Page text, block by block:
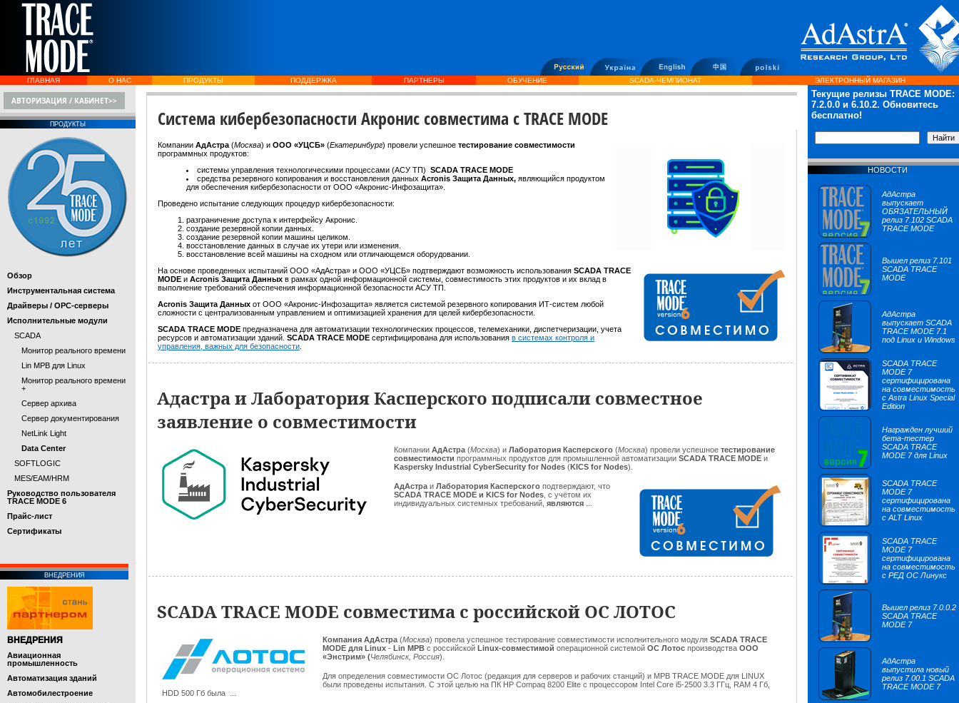
ГЛАВНАЯ О НАС ПРОДУКТЫ ПОДДЕРЖКА ПАРТНЕРЫ ОБУЧЕНИЕ SCADA-ЧЕМПИОНАТ ЭЛЕКТРОННЫЙ МАГАЗИН
АВТОРИЗАЦИЯ / КАБИНЕТ>>
ПРОДУКТЫ
Обзор
Инструментальная система
Драйверы / OPC-серверы
Исполнительные модули
SCADA
Монитор реального времени
Lin МРВ для Linux
Монитор реального времени
+
Сервер архива
Сервер документирования
NetLink Light
Data Center
SOFTLOGIC
MES/EAM/HRM
Руководство пользователя
TRACE MODE 6
Прайс-лист
Cертификаты
ВНЕДРЕНИЯ
ВНЕДРЕНИЯ
Авиационная
промышленность
Автоматизация зданий
Автомобилестроение
Система кибербезопасности Акронис совместима с TRACE MODE
Компании АдАстра (Москва) и ООО «УЦСБ» (Екатеринбург) провели успешное тестирование совместимости
программных продуктов:
системы управления технологическими процессами (АСУ ТП) SCADA TRACE MODE
средства резервного копирования и восстановления данных Acronis Защита Данных, являющийся продуктом
для обеспечения кибербезопасности от ООО «Акронис-Инфозащита».
Проведено испытание следующих процедур кибербезопасности:
разграничение доступа к интерфейсу Акронис.
создание резервной копии данных.
создание резервной копии машины целиком.
восстановление данных в случае их утери или изменения.
восстановление всей машины на сходном или отличающемся оборудовании.
На основе проведенных испытаний ООО «АдАстра» и ООО «УЦСБ» подтверждают возможность использования SCADA TRACE
MODE и Acronis Защита Данных в рамках одной информационной системы, совместимость этих продуктов и их вклад в
выполнение требований обеспечения информационной безопасности АСУ ТП.
Acronis Защита Данных от ООО «Акронис-Инфозащита» является системой резервного копирования ИТ-систем любой
сложности с централизованным управлением и оптимизацией хранения для целей кибербезопасности.
SCADA TRACE MODE предназначена для автоматизации технологических процессов, телемеханики, диспетчеризации, учета
ресурсов и автоматизации зданий. SCADA TRACE MODE сертифицирована для использования в системах контроля и
управления, важных для безопасности
Адастра и Лаборатория Касперского подписали совместное
заявление о совместимости
Компании АдАстра (Москва) и Лаборатория Касперского (Москва) провели успешное тестирование
совместимости программных продуктов для промышленной автоматизации SCADA TRACE MODE и
Kaspersky Industrial CyberSecurity for Nodes (KICS for Nodes).
АдАстра и Лаборатория Касперского подтверждают, что
SCADA TRACE MODE и KICS for Nodes , с учётом их
индивидуальных системных требований, являются
SCADA TRACE MODE совместима с российской ОС ЛОТОС
Компания АдАстра (Москва) провела успешное тестирование совместимости исполнительного модуля SCADA TRACE
MODE для Linux - Lin МРВ с российской Linux-совместимой операционной системой ОС Лотос производства ООО
«Энстрим» (Челябинск, Россия).
Для определения совместимости ОС Лотос (редакция для серверов и рабочих станций) и МРВ TRACE MODE для LINUX
были проведены испытания. С этой целью на ПК HP Compaq 8200 Elite с процессором Intel Core i5-2500 3.3 ГГц, RAM 4 Гб,
HDD 500 Гб была ...
Текущие релизы TRACE MODE:
7.2.0.0 и 6.10.2. Обновитесь
бесплатно!
НОВОСТИ
АдАстра
выпускает
ОБЯЗАТЕЛЬНЫЙ
релиз 7.102 SCADA
TRACE MODE
Вышел релиз 7.101
SCADA TRACE
MODE
АдАстра
выпускает SCADA
TRACE MODE 7.1
под Linux и Windows
SCADA TRACE
MODE 7
сертифицирована
на совместимость
с Astra Linux Special
Edition
Награжден лучший
бета-тестер
SCADA TRACE
MODE 7 для Linux
SCADA TRACE
MODE 7
сертифицирована
на совместимость
с ALT Linux
SCADA TRACE
MODE 7
сертифицирована
на совместимость
с РЕД ОС Линукс
Вышел релиз 7.0.0.2
SCADA TRACE
MODE 7
АдАстра
выпустила новый
релиз 7.00.1 SCADA
TRACE MODE 7